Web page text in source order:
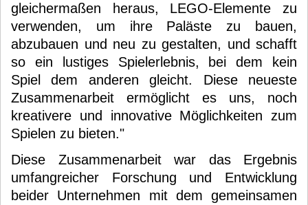
gleichermaßen heraus, LEGO-Elemente zu
verwenden, um ihre Paläste zu bauen,
abzubauen und neu zu gestalten, und schafft
so ein lustiges Spielerlebnis, bei dem kein
Spiel dem anderen gleicht. Diese neueste
Zusammenarbeit ermöglicht es uns, noch
kreativere und innovative Möglichkeiten zum
Spielen zu bieten."
Diese Zusammenarbeit war das Ergebnis
umfangreicher Forschung und Entwicklung
beider Unternehmen mit dem gemeinsamen